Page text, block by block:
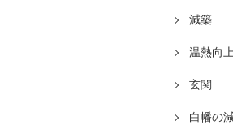
減築
温熱向上
玄関
白幡の